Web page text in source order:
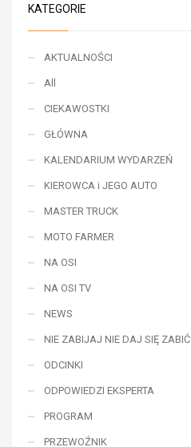
KATEGORIE
AKTUALNOŚCI
All
CIEKAWOSTKI
GŁÓWNA
KALENDARIUM WYDARZEŃ
KIEROWCA i JEGO AUTO
MASTER TRUCK
MOTO FARMER
NA OSI
NA OSI TV
NEWS
NIE ZABIJAJ NIE DAJ SIĘ ZABIĆ
ODCINKI
ODPOWIEDZI EKSPERTA
PROGRAM
PRZEWOŹNIK